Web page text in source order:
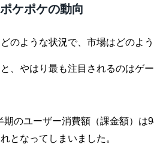
ケポケの動向
のような状況で、市場はどのよ
、やはり最も注目されるのはゲ
期のユーザー消費額（課金額）
となってしまいました。